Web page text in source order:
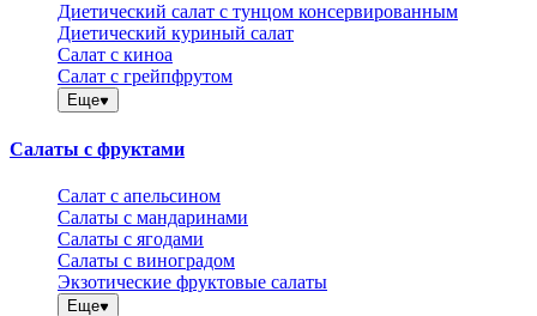
Диетический салат с тунцом консервированным
Диетический куриный салат
Салат с киноа
Салат с грейпфрутом
Еще
Салаты с фруктами
Салат с апельсином
Салаты с мандаринами
Салаты с ягодами
Салаты с виноградом
Экзотические фруктовые салаты
Еще